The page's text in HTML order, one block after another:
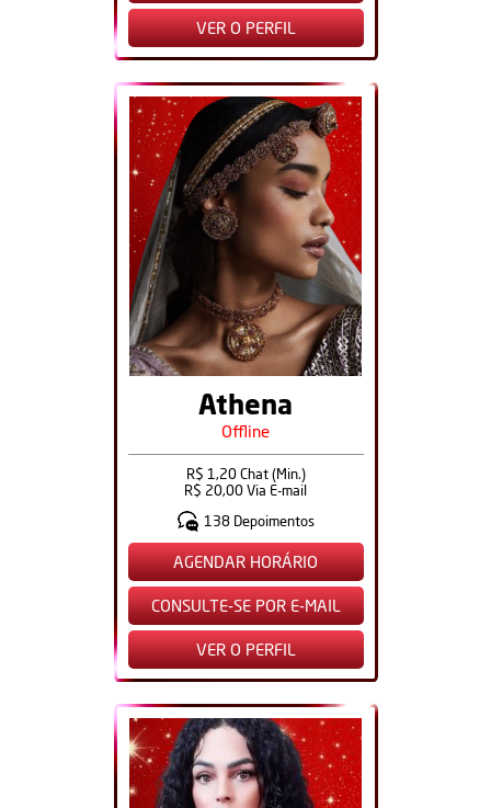
VER O PERFIL
Athena
Offline
R$ 1,20 Chat (Min.)
R$ 20,00 Via E-mail
138 Depoimentos
AGENDAR HORÁRIO
CONSULTE-SE POR E-MAIL
VER O PERFIL